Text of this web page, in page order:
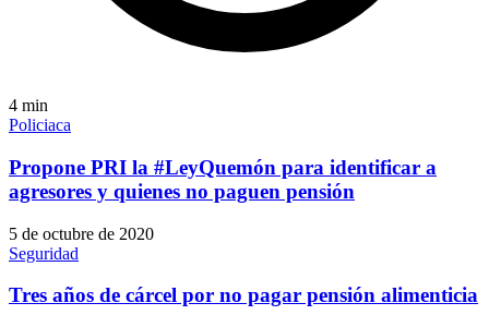
4 min
Policiaca
Propone PRI la #LeyQuemón para identificar a
agresores y quienes no paguen pensión
5 de octubre de 2020
Seguridad
Tres años de cárcel por no pagar pensión alimenticia